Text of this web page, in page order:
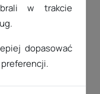
w trakcie
dopasować